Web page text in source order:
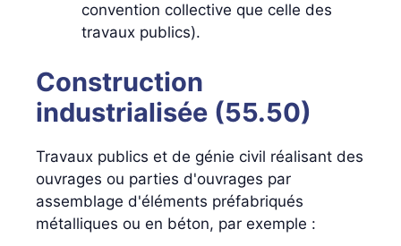
convention collective que celle des
travaux publics).
Construction
industrialisée (55.50)
Travaux publics et de génie civil réalisant des
ouvrages ou parties d'ouvrages par
assemblage d'éléments préfabriqués
métalliques ou en béton, par exemple :